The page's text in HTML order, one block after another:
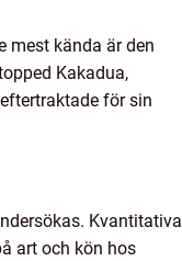
mest kända är den
Kakadua,
för sin
Kvantitativa
art och kön hos